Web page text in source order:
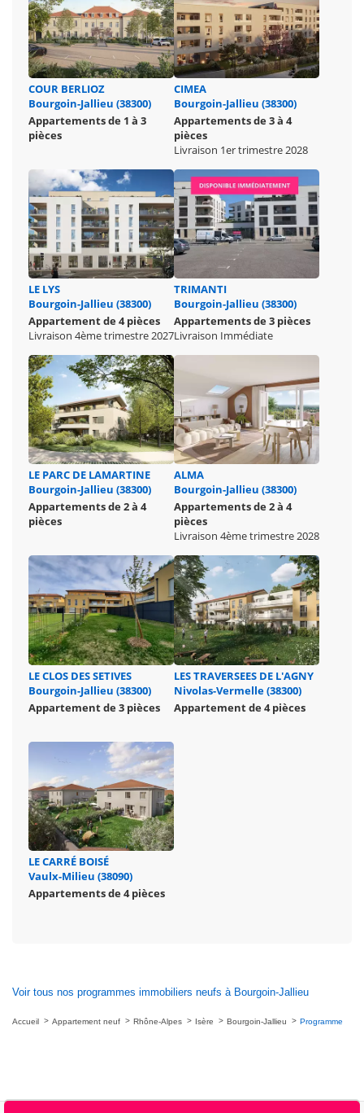
COUR BERLIOZ
Bourgoin-Jallieu (38300)
Appartements de 1 à 3
pièces
CIMEA
Bourgoin-Jallieu (38300)
Appartements de 3 à 4
pièces
Livraison 1er trimestre 2028
LE LYS
Bourgoin-Jallieu (38300)
Appartement de 4 pièces
Livraison 4ème trimestre 2027
TRIMANTI
Bourgoin-Jallieu (38300)
Appartements de 3 pièces
Livraison Immédiate
LE PARC DE LAMARTINE
Bourgoin-Jallieu (38300)
Appartements de 2 à 4
pièces
ALMA
Bourgoin-Jallieu (38300)
Appartements de 2 à 4
pièces
Livraison 4ème trimestre 2028
LE CLOS DES SETIVES
Bourgoin-Jallieu (38300)
Appartement de 3 pièces
LES TRAVERSEES DE L'AGNY
Nivolas-Vermelle (38300)
Appartement de 4 pièces
LE CARRÉ BOISÉ
Vaulx-Milieu (38090)
Appartements de 4 pièces
Voir tous nos programmes immobiliers neufs à Bourgoin-Jallieu
Accueil Appartement neuf Rhône-Alpes Isère Bourgoin-Jallieu Programme